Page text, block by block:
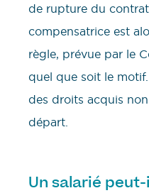
de rupture du
compensatrice est
règle, prévue par le
quel que soit le
des droits acquis
départ.
Un salarié